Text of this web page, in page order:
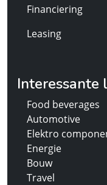
Financiering
Leasing
Interessante
Food beverages
Automotive
Elektro
Energie
Bouw
Travel